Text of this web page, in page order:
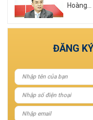
Hoàng...
ĐĂNG